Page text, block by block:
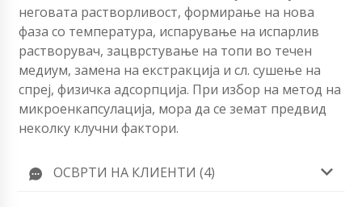
неговата растворливост, формирање на нова
фаза со температура, испарување на испарлив
растворувач, зацврстување на топи во течен
медиум, замена на екстракција и сл. сушење на
спреј, физичка адсорпција. При избор на метод на
микроенкапсулација, мора да се земат предвид
неколку клучни фактори.
ОСВРТИ НА КЛИЕНТИ (4)